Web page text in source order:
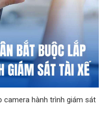
hành trình giám sát